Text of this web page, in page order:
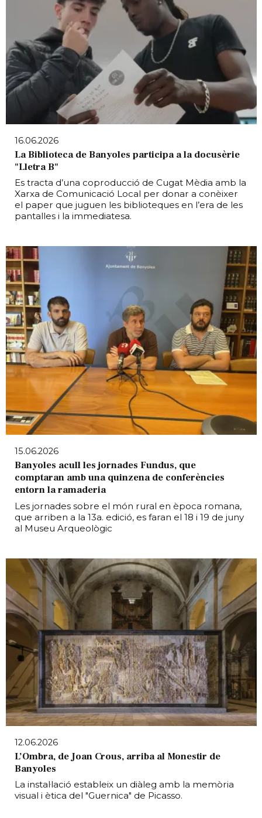
16.06.2026
La Biblioteca de Banyoles participa a la docusèrie
"Lletra B"
Es tracta d’una coproducció de Cugat Mèdia amb la
Xarxa de Comunicació Local per donar a conèixer
el paper que juguen les biblioteques en l’era de les
pantalles i la immediatesa.
15.06.2026
Banyoles acull les jornades Fundus, que
comptaran amb una quinzena de conferències
entorn la ramaderia
Les jornades sobre el món rural en època romana,
que arriben a la 13a. edició, es faran el 18 i 19 de juny
al Museu Arqueològic
12.06.2026
L’Ombra, de Joan Crous, arriba al Monestir de
Banyoles
La instal·lació estableix un diàleg amb la memòria
visual i ètica del "Guernica" de Picasso.